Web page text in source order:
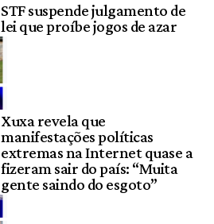
STF suspende julgamento de
lei que proíbe jogos de azar
Xuxa revela que
manifestações políticas
extremas na Internet quase a
fizeram sair do país: “Muita
gente saindo do esgoto”